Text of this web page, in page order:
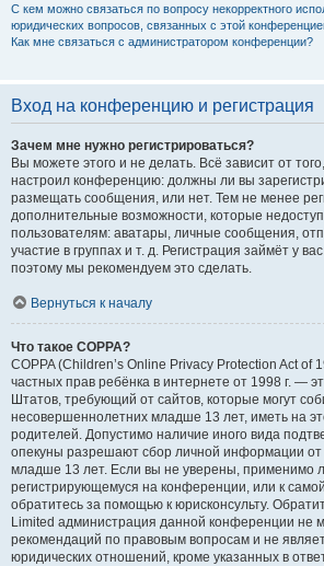
С кем можно связаться по вопросу некорректного
юридических вопросов, связанных с этой
Как мне связаться с администратором конференции?
Вход на конференцию и регистрация
Зачем мне нужно регистрироваться?
Вы можете этого и не делать. Всё зависит от
настроил конференцию: должны ли вы
размещать сообщения, или нет. Тем не менее
дополнительные возможности, которые
пользователям: аватары, личные сообщения,
участие в группах и т. д. Регистрация займёт у
поэтому мы рекомендуем это сделать.
Вернуться к началу
Что такое COPPA?
COPPA (Children’s Online Privacy Protection Act of
частных прав ребёнка в интернете от 1998 г. —
Штатов, требующий от сайтов, которые могут
несовершеннолетних младше 13 лет, иметь на
родителей. Допустимо наличие иного вида
опекуны разрешают сбор личной информации
младше 13 лет. Если вы не уверены, применимо
регистрирующемуся на конференции, или к
обратитесь за помощью к юрисконсульту.
Limited администрация данной конференции не
рекомендаций по правовым вопросам и не
юридических отношений, кроме указанных в